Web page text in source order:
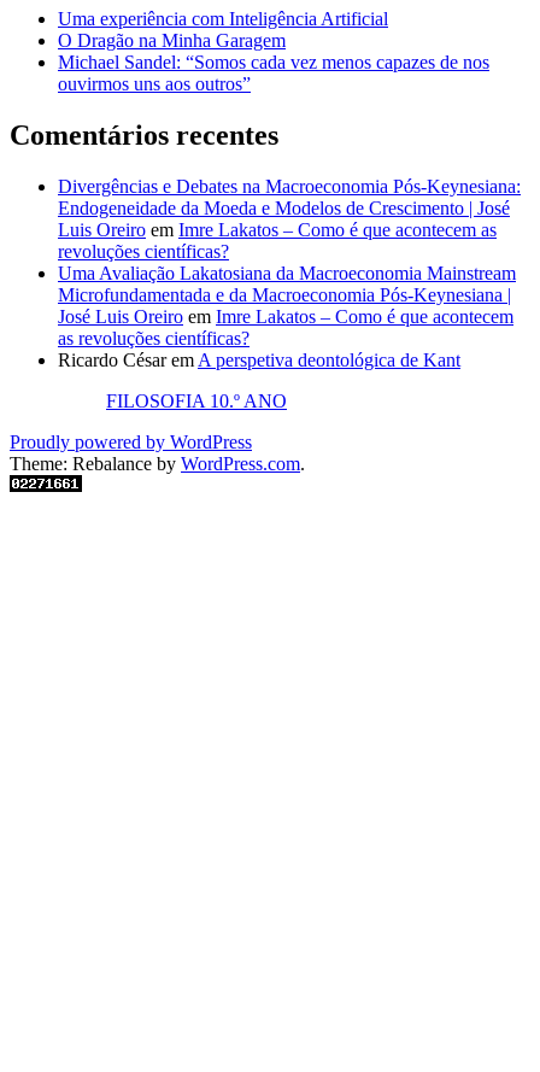
Uma experiência com Inteligência Artificial
O Dragão na Minha Garagem
Michael Sandel: “Somos cada vez menos capazes de nos
ouvirmos uns aos outros”
Comentários recentes
Divergências e Debates na Macroeconomia Pós-Keynesiana:
Endogeneidade da Moeda e Modelos de Crescimento | José
Luis Oreiro em Imre Lakatos – Como é que acontecem as
revoluções científicas?
Uma Avaliação Lakatosiana da Macroeconomia Mainstream
Microfundamentada e da Macroeconomia Pós-Keynesiana |
José Luis Oreiro em Imre Lakatos – Como é que acontecem
as revoluções científicas?
Ricardo Césarem A perspetiva deontológica de Kant
FILOSOFIA 10.º ANO
Proudly powered by WordPress
Theme: Rebalance by WordPress.com.